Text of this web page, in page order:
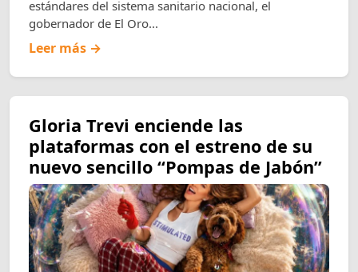
estándares del sistema sanitario nacional, el
gobernador de El Oro...
Leer más →
Gloria Trevi enciende las
plataformas con el estreno de su
nuevo sencillo “Pompas de Jabón”